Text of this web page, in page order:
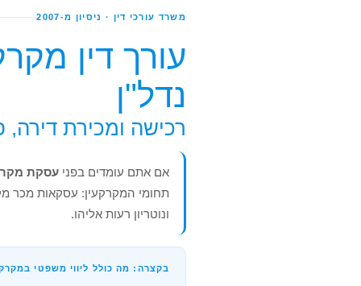
משרד עורכי דין · ניסיון מ-2007
עורך דין
נדל"ן
רכישה ומכירת דירה,
אם אתם עומדים בפני עסקת
תחומי המקרקעין: עסקאות מכר
ונוטריון רעות אליהו.
בקצרה: מה כולל ליווי משפטי